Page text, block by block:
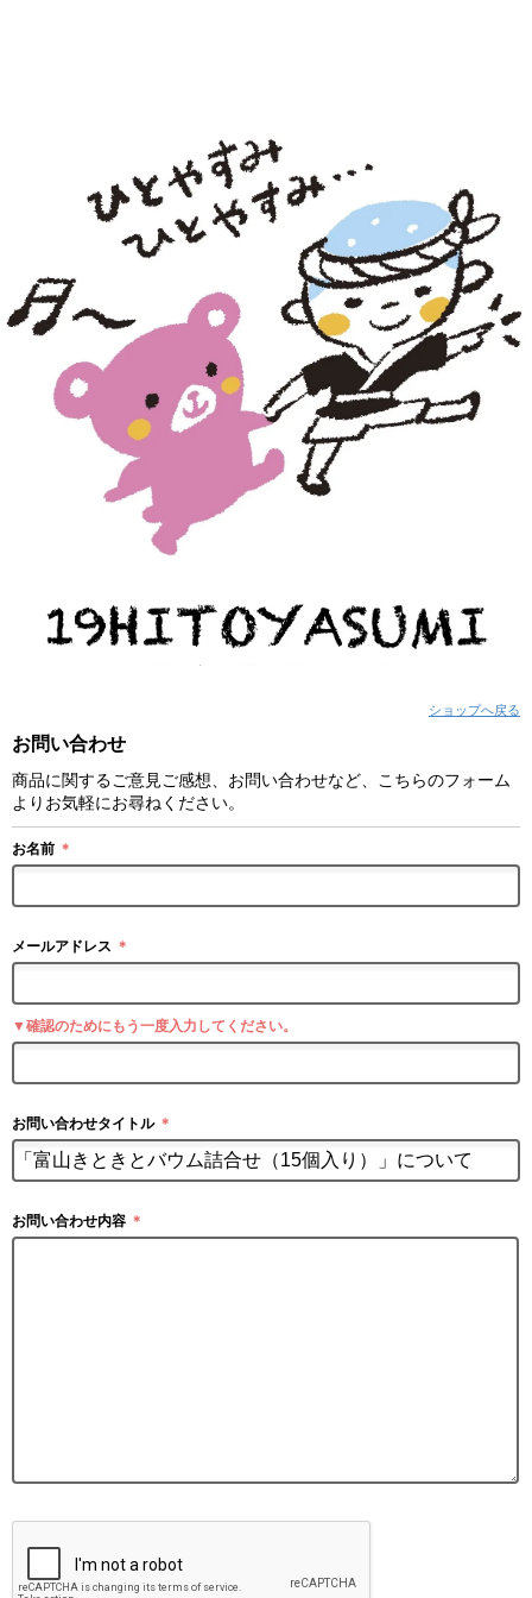
ショップへ戻る
お問い合わせ
商品に関するご意見ご感想、お問い合わせなど、こちらのフォーム
よりお気軽にお尋ねください。
お名前 ＊
メールアドレス ＊
▼確認のためにもう一度入力してください。
お問い合わせタイトル ＊
お問い合わせ内容 ＊